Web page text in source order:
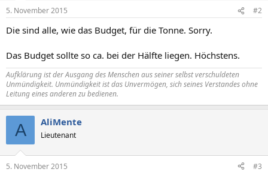
5. November 2015 #2
Die sind alle, wie das Budget, für die Tonne. Sorry.
Das Budget sollte so ca. bei der Hälfte liegen. Höchstens.
Aufklärung ist der Ausgang des Menschen aus seiner selbst verschuldeten
Unmündigkeit. Unmündigkeit ist das Unvermögen, sich seines Verstandes ohne
Leitung eines anderen zu bedienen.
A AliMente
Lieutenant
5. November 2015 #3